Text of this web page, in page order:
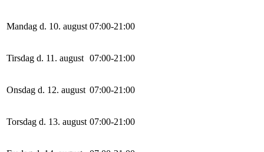
Mandag d. 10. august 07:00-21 :00
Tirsdag d. 11. august 07:00-21 :00
Onsdag d. 12. august 07:00-21 :00
Torsdag d. 13. august 07:00-21 :00